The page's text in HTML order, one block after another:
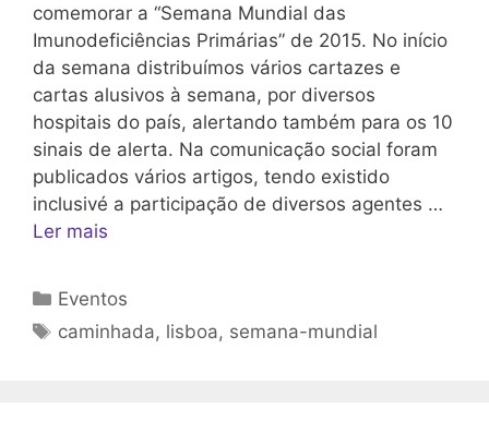
comemorar a “Semana Mundial das
Imunodeficiências Primárias” de 2015. No início
da semana distribuímos vários cartazes e
cartas alusivos à semana, por diversos
hospitais do país, alertando também para os 10
sinais de alerta. Na comunicação social foram
publicados vários artigos, tendo existido
inclusivé a participação de diversos agentes …
Ler mais
Categorias
Eventos
Etiquetas
caminhada, lisboa, semana-mundial